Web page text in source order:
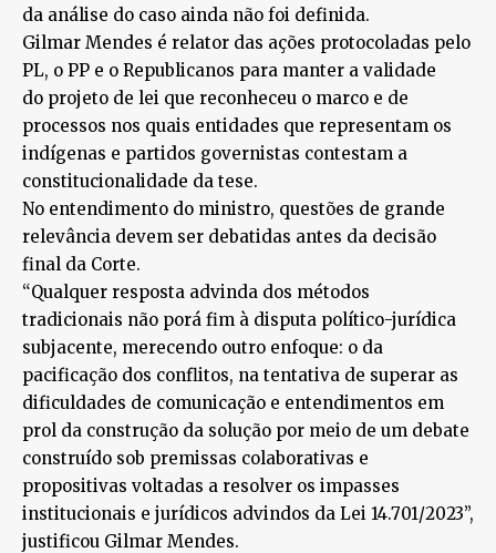
da análise do caso ainda não foi definida.
Gilmar Mendes é relator das ações protocoladas pelo
PL, o PP e o Republicanos para manter a validade
do projeto de lei que reconheceu o marco e de
processos nos quais entidades que representam os
indígenas e partidos governistas contestam a
constitucionalidade da tese.
No entendimento do ministro, questões de grande
relevância devem ser debatidas antes da decisão
final da Corte.
“Qualquer resposta advinda dos métodos
tradicionais não porá fim à disputa político-jurídica
subjacente, merecendo outro enfoque: o da
pacificação dos conflitos, na tentativa de superar as
dificuldades de comunicação e entendimentos em
prol da construção da solução por meio de um debate
construído sob premissas colaborativas e
propositivas voltadas a resolver os impasses
institucionais e jurídicos advindos da Lei 14.701/2023”,
justificou Gilmar Mendes.